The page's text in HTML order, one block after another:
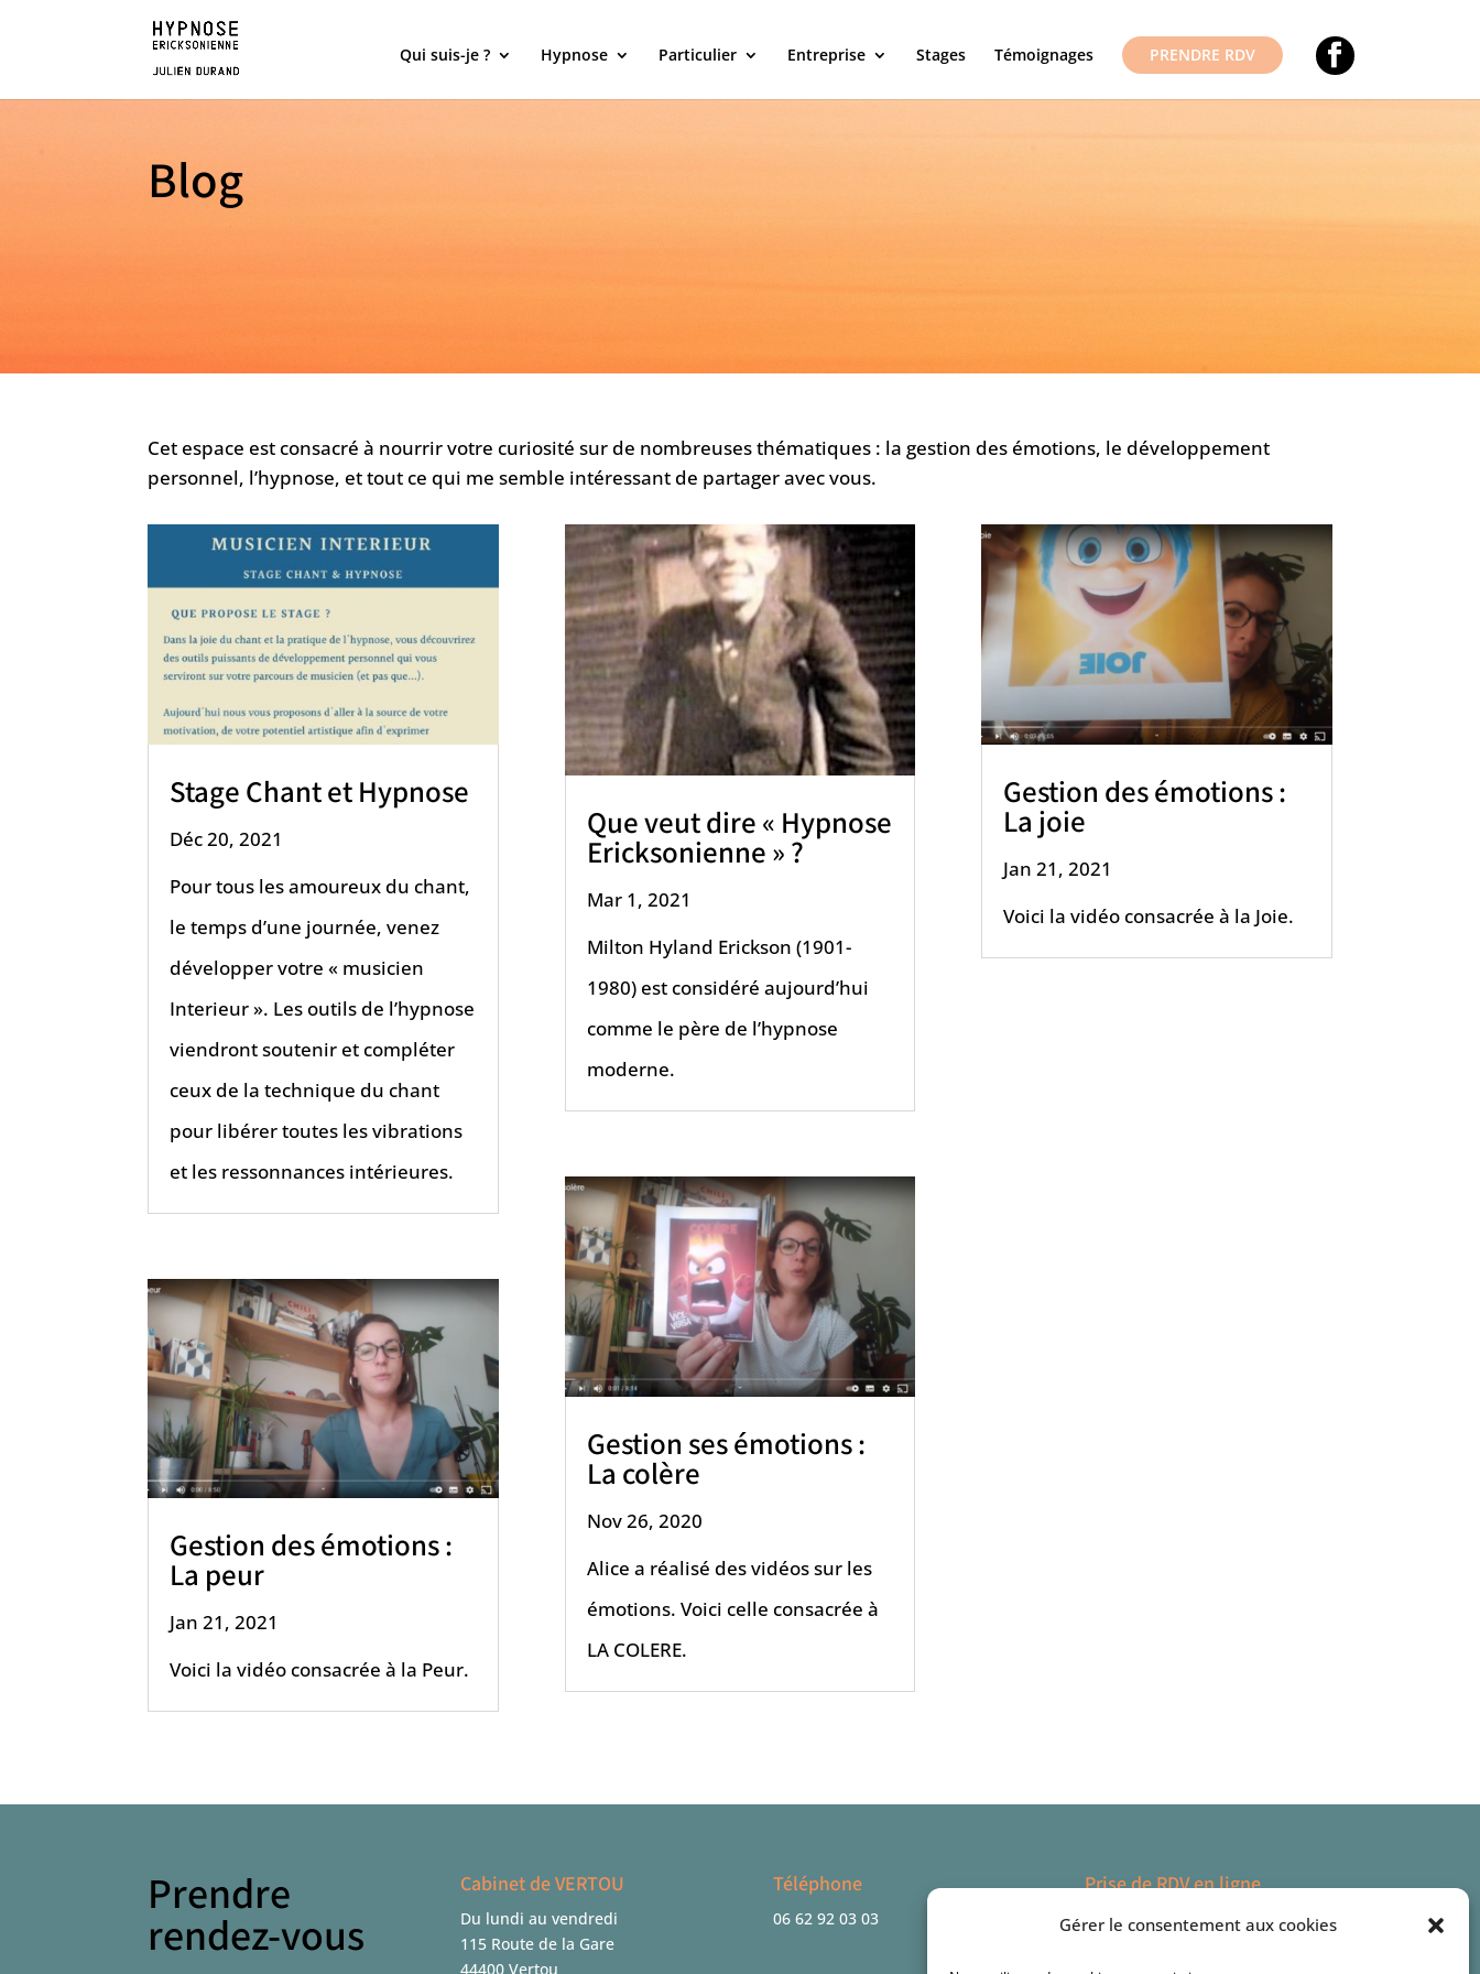
Gérer le consentement aux cookies
Qui suis-je ? Hypnose Particulier Entreprise Stages Témoignages PRENDRE RDV
Blog
Cet espace est consacré à nourrir votre curiosité sur de nombreuses thématiques : la gestion des émotions, le développement
personnel, l’hypnose, et tout ce qui me semble intéressant de partager avec vous.
Stage Chant et Hypnose
Déc 20, 2021
Pour tous les amoureux du chant,
le temps d’une journée, venez
développer votre « musicien
Interieur ». Les outils de l’hypnose
viendront soutenir et compléter
ceux de la technique du chant
pour libérer toutes les vibrations
et les ressonnances intérieures.
Gestion des émotions :
La peur
Jan 21, 2021
Voici la vidéo consacrée à la Peur.
Que veut dire « Hypnose
Ericksonienne » ?
Mar 1, 2021
Milton Hyland Erickson (1901-
1980) est considéré aujourd’hui
comme le père de l’hypnose
moderne.
Gestion ses émotions :
La colère
Nov 26, 2020
Alice a réalisé des vidéos sur les
émotions. Voici celle consacrée à
LA COLERE.
Gestion des émotions :
La joie
Jan 21, 2021
Voici la vidéo consacrée à la Joie.
Prendre
rendez-vous
Cabinet de VERTOU
Du lundi au vendredi
115 Route de la Gare
44400 Vertou
Téléphone
06 62 92 03 03
Prise de RDV en ligne